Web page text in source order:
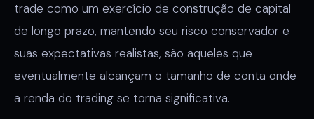
trade como um exercício de construção de capital
de longo prazo, mantendo seu risco conservador e
suas expectativas realistas, são aqueles que
eventualmente alcançam o tamanho de conta onde
a renda do trading se torna significativa.